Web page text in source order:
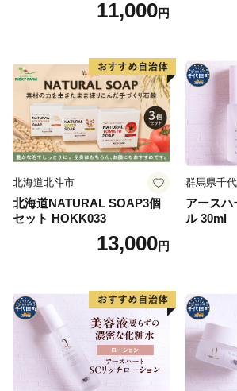
11,000円
北海道北斗市
北海道NATURAL SOAP3個
セット HOKK033
13,000円
群馬県千
アースハ
ル 30ml